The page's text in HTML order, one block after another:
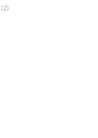
(2)